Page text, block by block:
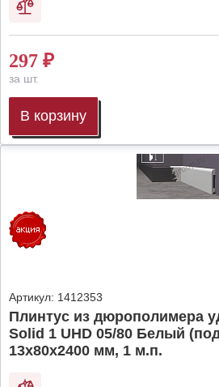
297 ₽
за шт.
В корзину
Артикул: 1412353
Плинтус из дюрополимера
Solid 1 UHD 05/80 Белый
13х80х2400 мм, 1 м.п.